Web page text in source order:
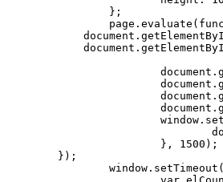
        });